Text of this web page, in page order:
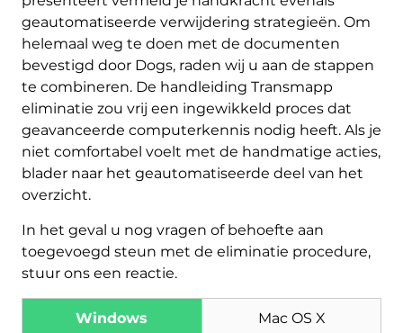
geautomatiseerde verwijdering strategieën. Om
helemaal weg te doen met de documenten
bevestigd door Dogs, raden wij u aan de stappen
te combineren. De handleiding Transmapp
eliminatie zou vrij een ingewikkeld proces dat
geavanceerde computerkennis nodig heeft. Als je
niet comfortabel voelt met de handmatige acties,
blader naar het geautomatiseerde deel van het
overzicht.
In het geval u nog vragen of behoefte aan
toegevoegd steun met de eliminatie procedure,
stuur ons een reactie.
Windows Mac OS X
Download